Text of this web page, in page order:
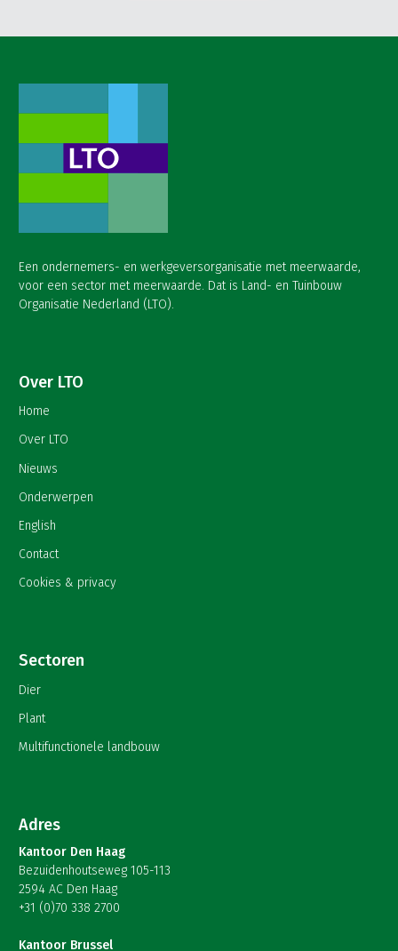
Een ondernemers- en werkgeversorganisatie met meerwaarde,
voor een sector met meerwaarde. Dat is Land- en Tuinbouw
Organisatie Nederland (LTO).
Over LTO
Home
Over LTO
Nieuws
Onderwerpen
English
Contact
Cookies & privacy
Sectoren
Dier
Plant
Multifunctionele landbouw
Adres
Kantoor Den Haag
Bezuidenhoutseweg 105-113
2594 AC Den Haag
+31 (0)70 338 2700
Kantoor Brussel